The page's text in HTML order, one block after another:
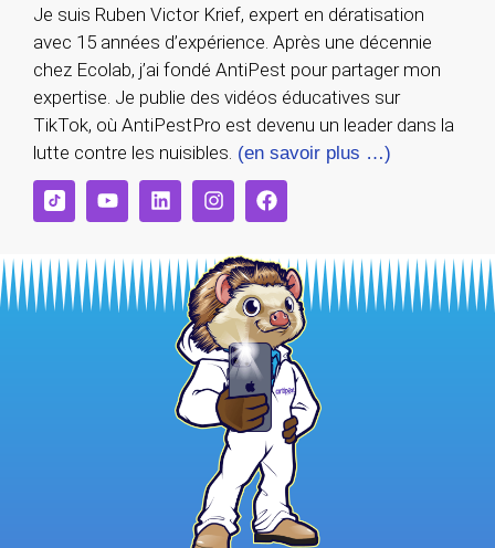
Je suis Ruben Victor Krief, expert en dératisation
avec 15 années d’expérience. Après une décennie
chez Ecolab, j’ai fondé AntiPest pour partager mon
expertise. Je publie des vidéos éducatives sur
TikTok, où AntiPestPro est devenu un leader dans la
lutte contre les nuisibles. (en savoir plus …)